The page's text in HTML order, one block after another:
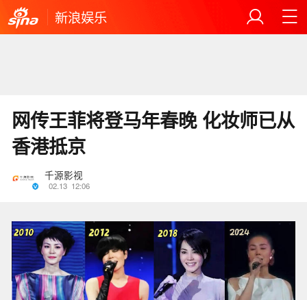
新浪娱乐
网传王菲将登马年春晚 化妆师已从
香港抵京
千源影视
02.13 12:06